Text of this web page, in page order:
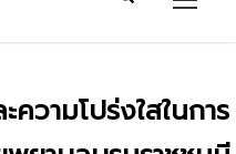
วามโปร่งใสในการ